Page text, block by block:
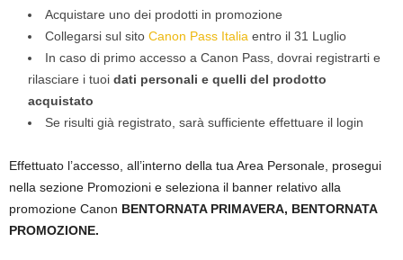
Acquistare uno dei prodotti in promozione
Collegarsi sul sito Canon Pass Italia entro il 31 Luglio
In caso di primo accesso a Canon Pass, dovrai registrarti e
rilasciare i tuoi dati personali e quelli del prodotto
acquistato
Se risulti già registrato, sarà sufficiente effettuare il login
Effettuato l’accesso, all’interno della tua Area Personale, prosegui
nella sezione Promozioni e seleziona il banner relativo alla
promozione Canon BENTORNATA PRIMAVERA, BENTORNATA
PROMOZIONE.